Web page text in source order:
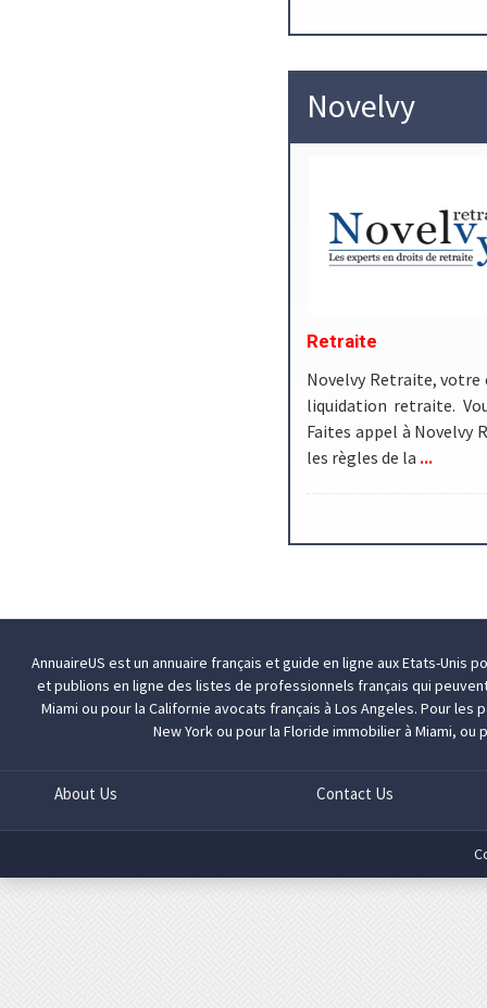
Novelvy
Retraite
Novelvy Retraite,
liquidation retraite.
Faites appel à
les règles de la ...
AnnuaireUS est un annuaire français et guide en ligne aux Etats-Unis
et publions en ligne des listes de professionnels français qui
Miami ou pour la Californieavocats français à Los Angeles. Pour les
New Yorkou pour la Florideimmobilier à Miami, ou
About Us Contact Us